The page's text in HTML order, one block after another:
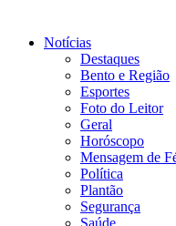
Notícias
Destaques
Bento e Região
Esportes
Foto do Leitor
Geral
Horóscopo
Mensagem de
Política
Plantão
Segurança